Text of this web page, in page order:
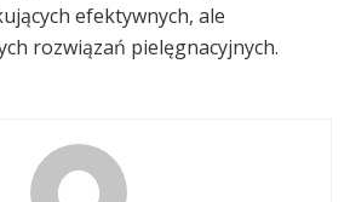
efektywnych, ale
rozwiązań pielęgnacyjnych.